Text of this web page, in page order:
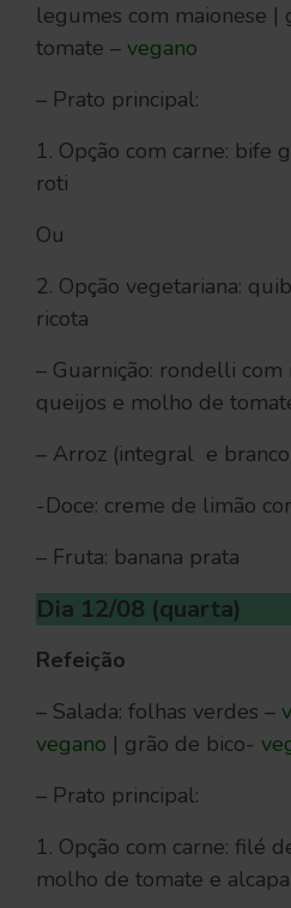
legumes com maionese |
tomate – vegano
– Prato principal:
1. Opção com carne: bife
roti
Ou
2. Opção vegetariana:
ricota
– Guarnição: rondelli
queijos e molho de
– Arroz (integral e
-Doce: creme de limão
– Fruta: banana prata
Dia 12/08 (quarta)
Refeição
– Salada: folhas verdes –
vegano | grão de bico-
– Prato principal:
1. Opção com carne: filé
molho de tomate e